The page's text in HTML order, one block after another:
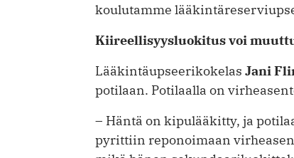
koulutamme
Kiireellisyysluokitus voi
Lääkintäupseerikokelas Jani
potilaan. Potilaalla on
– Häntä on kipulääkitty, ja
pyrittiin reponoimaan